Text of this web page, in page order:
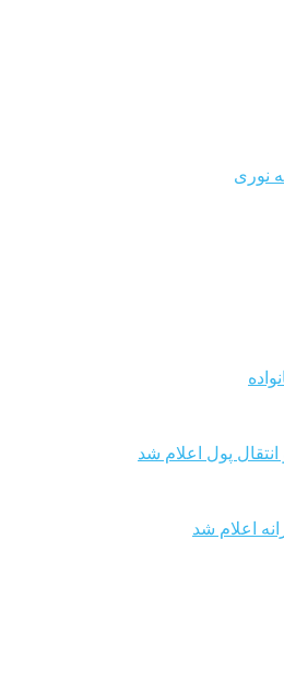
نوری
پول اعلام شد
اعلام شد